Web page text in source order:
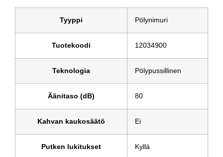
Tyyppi Pölynimuri
Tuotekoodi 12034900
Teknologia Pölypussillinen
Äänitaso (dB) 80
Kahvan kaukosäätö Ei
Putken lukitukset Kyllä